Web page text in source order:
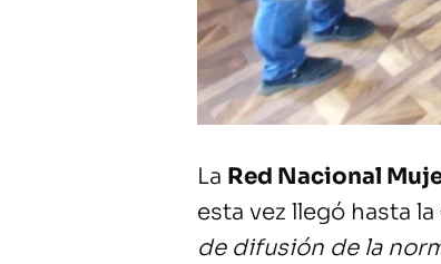
La Red Nacional
esta vez llegó hasta la
de difusión de la